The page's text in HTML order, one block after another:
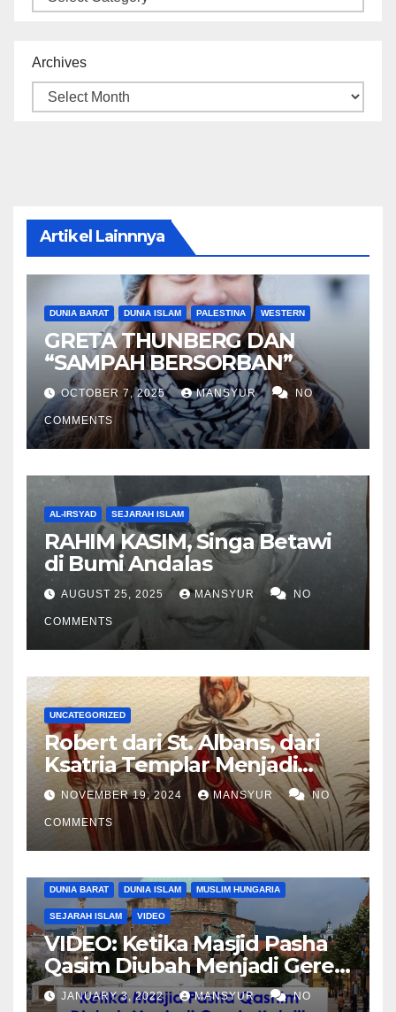
Archives
Artikel Lainnnya
DUNIA BARAT DUNIA ISLAM PALESTINA WESTERN
GRETA THUNBERG DAN
“SAMPAH BERSORBAN”
OCTOBER 7, 2025 MANSYUR NO
COMMENTS
AL-IRSYAD SEJARAH ISLAM
RAHIM KASIM, Singa Betawi
di Bumi Andalas
AUGUST 25, 2025 MANSYUR NO
COMMENTS
UNCATEGORIZED
Robert dari St. Albans, dari
Ksatria Templar Menjadi
Komandan Pasukan
Shalahuddin Merebut
Kembali Yerusalem
NOVEMBER 19, 2024 MANSYUR NO
COMMENTS
DUNIA BARAT DUNIA ISLAM MUSLIM HUNGARIA
SEJARAH ISLAM VIDEO
VIDEO: Ketika Masjid Pasha
Qasim Diubah Menjadi Gereja
Katolik di Pecs, Hungaria
JANUARY 3, 2022 MANSYUR NO